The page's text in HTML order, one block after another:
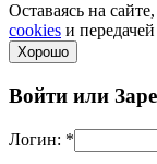
Оставаясь на
cookies и
Хорошо
Войти или
Логин: *